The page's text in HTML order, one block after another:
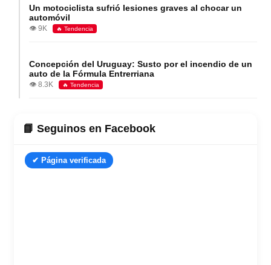
Un motociclista sufrió lesiones graves al chocar un
automóvil
👁️ 9K 🔥 Tendencia
Concepción del Uruguay: Susto por el incendio de un
auto de la Fórmula Entrerriana
👁️ 8.3K 🔥 Tendencia
📘 Seguinos en Facebook
✔ Página verificada